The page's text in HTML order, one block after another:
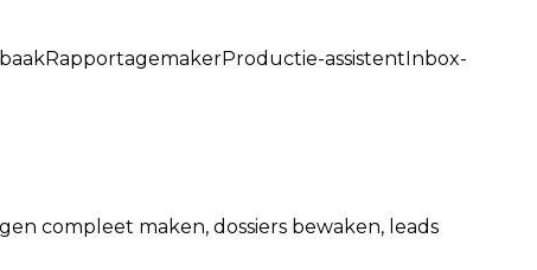
RapportagemakerProductie-assistentInbox-
compleet maken, dossiers bewaken, leads